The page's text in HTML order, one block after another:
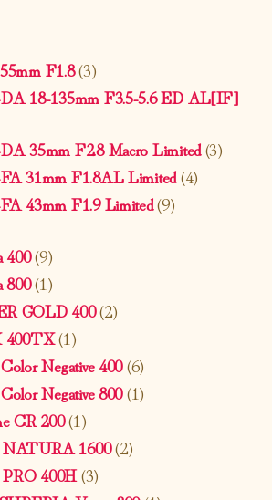
F1.8(3)
18-135mm F3.5-5.6 ED AL[IF]
35mm F2.8 Macro Limited(3)
31mm F1.8AL Limited(4)
43mm F1.9 Limited(9)
400(9)
800(1)
GOLD 400(2)
400TX(1)
Negative 400(6)
Negative 800(1)
CR 200(1)
1600(2)
400H(3)